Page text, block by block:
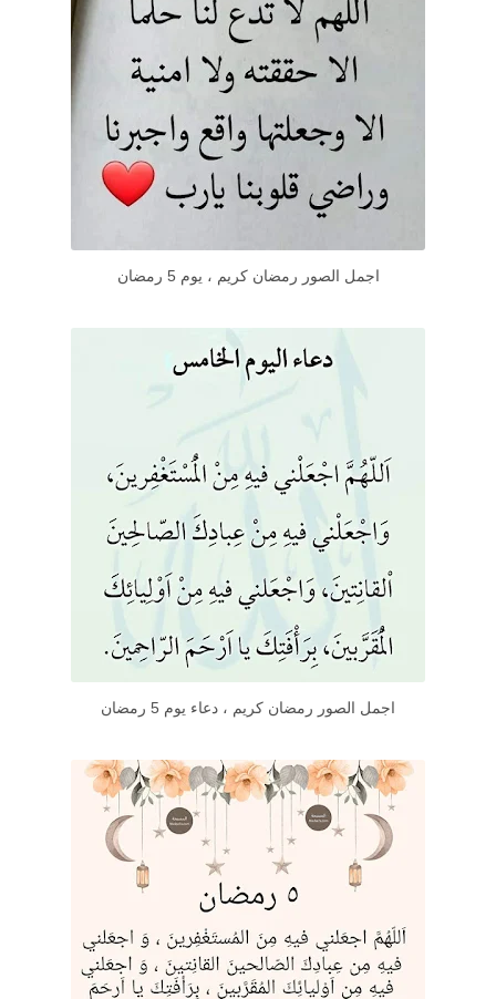
اجمل الصور رمضان كريم ، يوم 5 رمضان
اجمل الصور رمضان كريم ، دعاء يوم 5 رمضان